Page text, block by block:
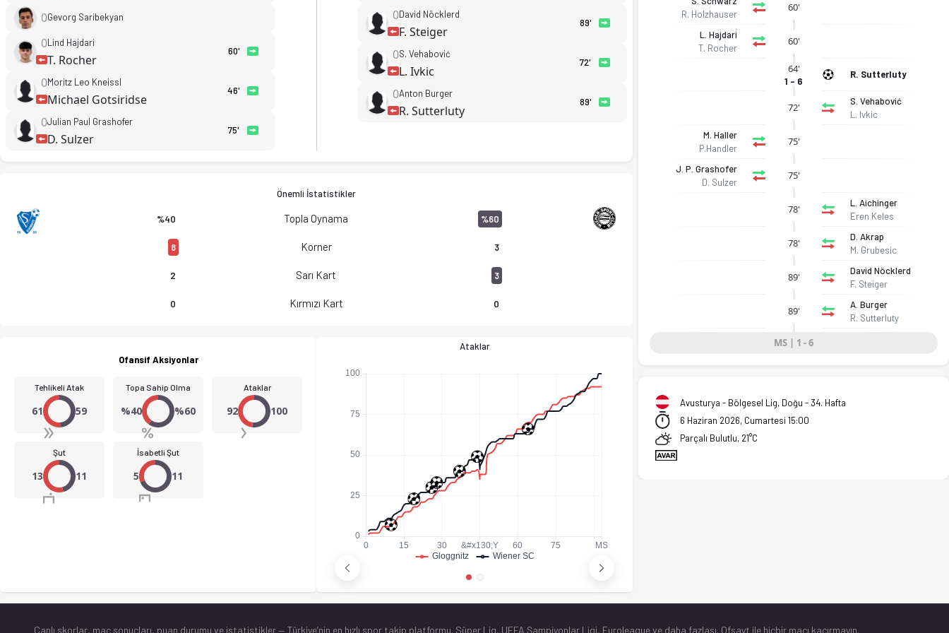
0Gevorg Saribekyan
0Lind Hajdari
T. Rocher
60'
0Moritz Leo Kneissl
Michael Gotsiridse
46'
0Julian Paul Grashofer
D. Sulzer
75'
0David Nöcklerd
F. Steiger
89'
0S. Vehabović
L. Ivkic
72'
0Anton Burger
R. Sutterluty
89'
Önemli İstatistikler
%40 Topla Oynama %60
8 Korner 3
2 Sarı Kart 3
0 Kırmızı Kart 0
Ofansif Aksiyonlar
Tehlikeli Atak
61 59
Topa Sahip Olma
%40 %60
Ataklar
92 100
Şut
13 11
İsabetli Şut
5 11
Ataklar
R. Holzhauser
60'
L. Hajdari
T. Rocher
60'
64'
1 - 6
R. Sutterluty
72'
S. Vehabović
L. Ivkic
M. Haller
P.Handler
75'
J. P. Grashofer
D. Sulzer
75'
78'
L. Aichinger
Eren Keles
78'
D. Akrap
M. Grubesic
89'
David Nöcklerd
F. Steiger
89'
A. Burger
R. Sutterluty
MS | 1 - 6
Avusturya - Bölgesel Lig, Doğu - 34. Hafta
6 Haziran 2026, Cumartesi 15:00
Parçalı Bulutlu, 21°C
Canlı skorlar, maç sonuçları, puan durumu ve istatistikler — Türkiye’nin en hızlı spor takip platformu. Süper Lig, UEFA Şampiyonlar Ligi, Euroleague ve daha fazlası. Ofsayt ile hiçbir maçı kaçırmayın.